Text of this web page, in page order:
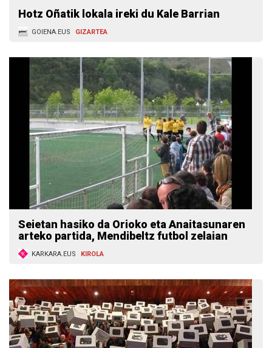
Hotz Oñatik lokala ireki du Kale Barrian
GOIENA.EUS GIZARTEA
Seietan hasiko da Orioko eta Anaitasunaren
arteko partida, Mendibeltz futbol zelaian
KARKARA.EUS KIROLA